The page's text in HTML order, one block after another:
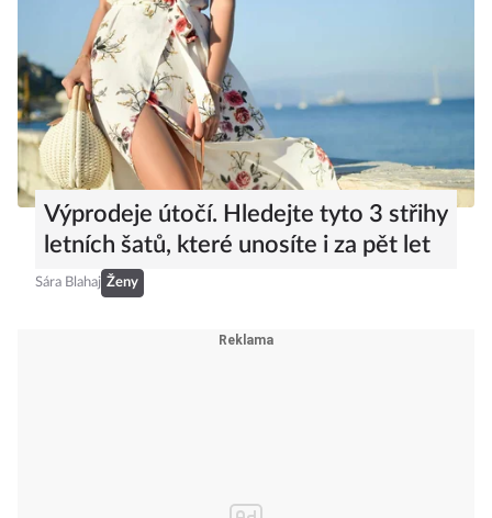
Výprodeje útočí. Hledejte tyto 3 střihy
letních šatů, které unosíte i za pět let
Sára Blahaj Ženy